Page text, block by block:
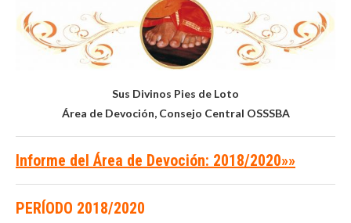
Sus Divinos Pies de Loto
Área de Devoción, Consejo Central OSSSBA
Informe del Área de Devoción: 2018/2020»»
PERÍODO 2018/2020